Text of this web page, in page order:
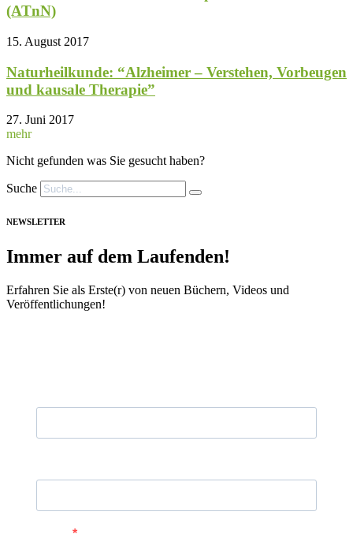
(ATnN)
15. August 2017
Naturheilkunde: “Alzheimer – Verstehen, Vorbeugen
und kausale Therapie”
27. Juni 2017
mehr
Nicht gefunden was Sie gesucht haben?
Suche
NEWSLETTER
Immer auf dem Laufenden!
Erfahren Sie als Erste(r) von neuen Büchern, Videos und
Veröffentlichungen!